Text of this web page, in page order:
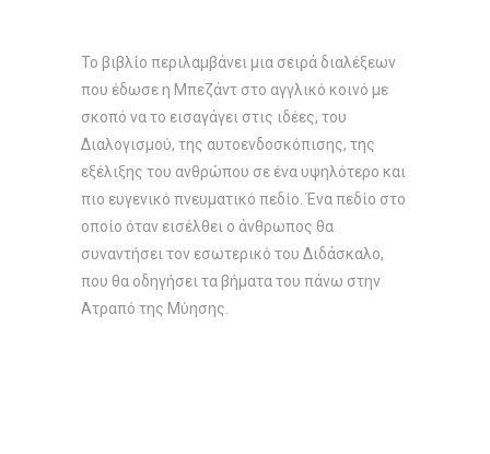
Το βιβλίο περιλαμβάνει μια σειρά διαλέξεων
που έδωσε η Μπεζάντ στο αγγλικό κοινό με
σκοπό να το εισαγάγει στις ιδέες, του
Διαλογισμού, της αυτοενδοσκόπισης, της
εξέλιξης του ανθρώπου σε ένα υψηλότερο και
πιο ευγενικό πνευματικό πεδίο. Ένα πεδίο στο
οποίο όταν εισέλθει ο άνθρωπος θα
συναντήσει τον εσωτερικό του Διδάσκαλο,
που θα οδηγήσει τα βήματα του πάνω στην
Ατραπό της Μύησης.